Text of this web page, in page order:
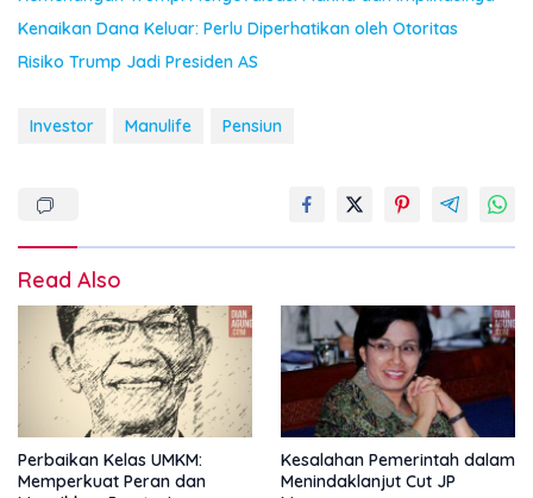
Kenaikan Dana Keluar: Perlu Diperhatikan oleh Otoritas
Risiko Trump Jadi Presiden AS
Investor Manulife Pensiun
Read Also
Perbaikan Kelas UMKM:
Memperkuat Peran dan
Kesalahan Pemerintah dalam
Menindaklanjut Cut JP